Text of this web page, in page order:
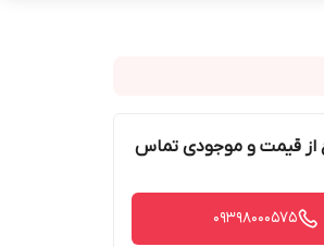
از قیمت و موجودی تماس
09398000575